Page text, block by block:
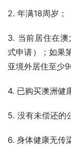
2. 年满18周岁；
3. 当前居住在
式申请）；如果
亚境外居住至少
4. 已购买澳洲健
5. 没有未偿还的
6. 身体健康无传